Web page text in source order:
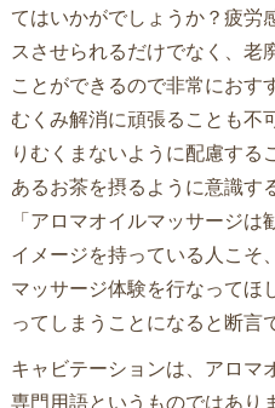
てはいかがでしょうか？疲労
スさせられるだけでなく、老
ことができるので非常におす
むくみ解消に頑張ることも不
りむくまないように配慮す
あるお茶を摂るように意識す
「アロマオイルマッサージ
イメージを持っている人こそ
マッサージ体験を行なってほ
ってしまうことになると断言
キャビテーションは、アロマ
専門用語というものではあり